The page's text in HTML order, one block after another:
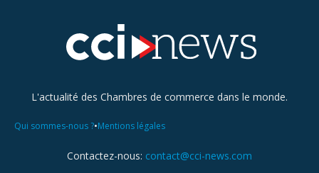
L'actualité des Chambres de commerce dans le monde.
Qui sommes-nous ?•Mentions légales
Contactez-nous: contact@cci-news.com